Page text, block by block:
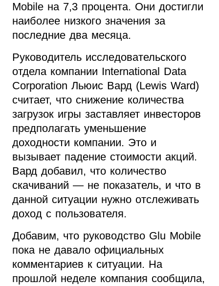
Mobile на 7,3 процента. Они достигли
наиболее низкого значения за
последние два месяца.
Руководитель исследовательского
отдела компании International Data
Corporation Льюис Вард (Lewis Ward)
считает, что снижение количества
загрузок игры заставляет инвесторов
предполагать уменьшение
доходности компании. Это и
вызывает падение стоимости акций.
Вард добавил, что количество
скачиваний — не показатель, и что в
данной ситуации нужно отслеживать
доход с пользователя.
Добавим, что руководство Glu Mobile
пока не давало официальных
комментариев к ситуации. На
прошлой неделе компания сообщила,